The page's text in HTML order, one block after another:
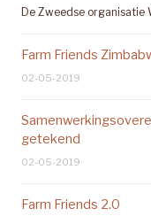
De Zweedse organisatie
Farm Friends
02-05-2019
getekend
02-05-2019
Farm Friends 2.0